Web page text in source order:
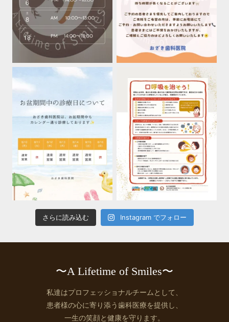
さらに読み込む Instagram でフォロー
〜A Lifetime of Smiles〜
私達はプロフェッショナルチームとして、
患者様の心に寄り添う歯科医療を提供し、
一生の笑顔と健康を守ります。